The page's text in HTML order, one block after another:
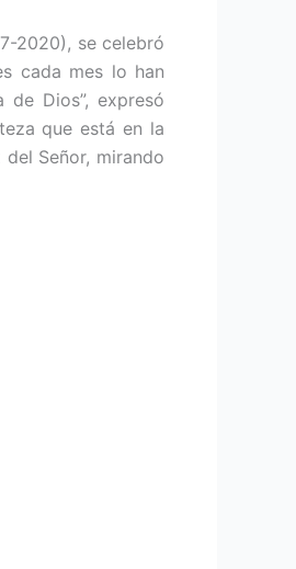
2020), se celebró
cada mes lo han
Dios”, expresó
que está en la
Señor, mirando